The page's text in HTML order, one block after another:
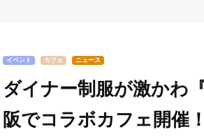
イベント カフェ ニュース
ダイナー制服が激かわ
阪でコラボカフェ開催